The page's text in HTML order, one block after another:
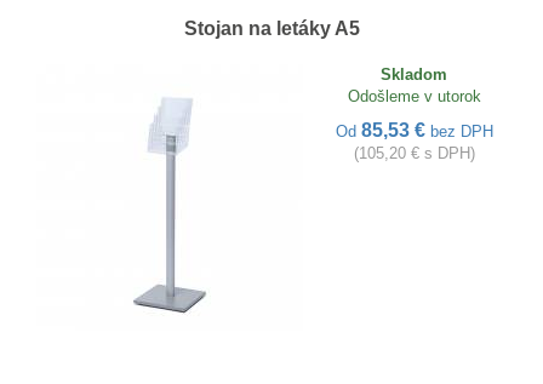
Stojan na letáky A5
Skladom
Odošleme v utorok
Od 85,53 € bez DPH
(105,20 € s DPH)